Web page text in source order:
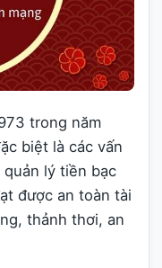
trong năm
biệt là các vấn
lý tiền bạc
được an toàn tài
thảnh thơi, an